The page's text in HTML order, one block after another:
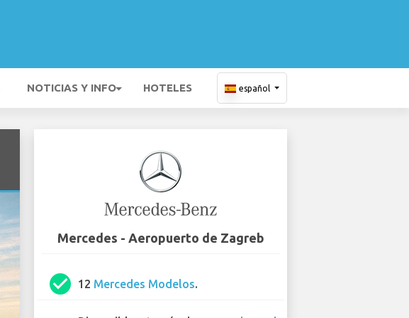
NOTICIAS Y INFO HOTELES español
Mercedes - Aeropuerto de Zagreb
check_circle 12 Mercedes Modelos.